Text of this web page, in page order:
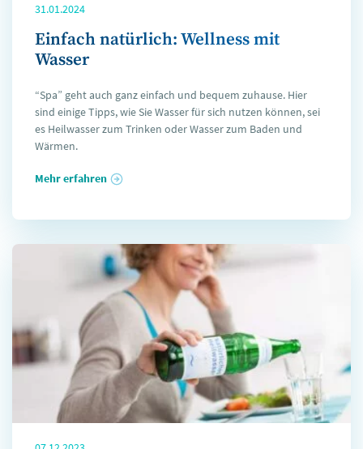
31.01.2024
Einfach natürlich: Wellness mit
Wasser
“Spa” geht auch ganz einfach und bequem zuhause. Hier
sind einige Tipps, wie Sie Wasser für sich nutzen können, sei
es Heilwasser zum Trinken oder Wasser zum Baden und
Wärmen.
Mehr erfahren